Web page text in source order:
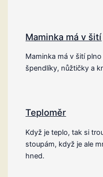
Maminka má v šití
Maminka má v šití
špendlíky, nůžtičky a
Teploměr
Když je teplo, tak si
stoupám, když je ale
hned.